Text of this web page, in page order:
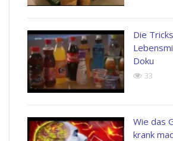
Die
Doku
33
Wie das
krank